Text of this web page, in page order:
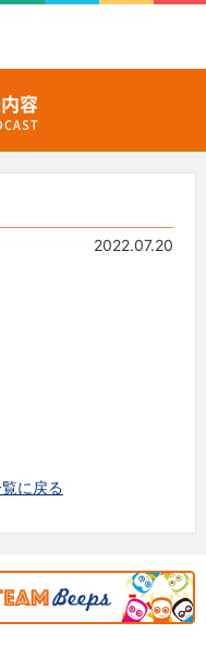
容
2022.07.20
に戻る